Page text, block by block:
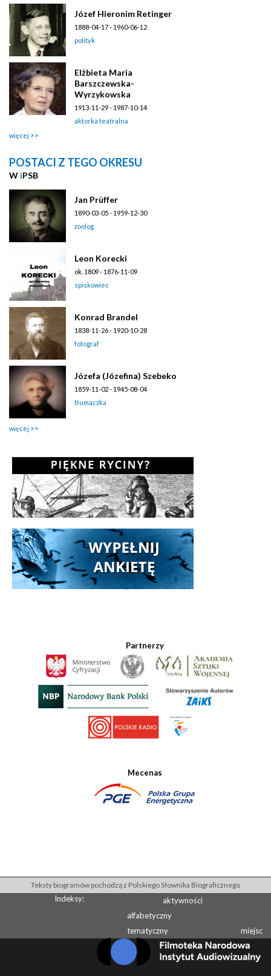
Józef Hieronim Retinger
1888-04-17 - 1960-06-12
polityk
Elżbieta Maria
Barszczewska-
Wyrzykowska
1913-11-29 - 1987-10-14
aktorka teatralna
więcej
POSTACI Z TEGO OKRESU
W iPSB
Jan Prüffer
1890-03-05 - 1959-12-30
zoolog
Leon Korecki
ok. 1809 - 1876-11-09
spiskowiec
Konrad Brandel
1838-11-26 - 1920-10-28
fotograf
Józefa (Józefina) Szebeko
1859-11-02 - 1945-08-04
tłumaczka
więcej
Partnerzy
Mecenas
Teksty biogramów pochodzą z Polskiego Słownika Biograficznego
Indeksy:
aktywności
alfabetyczny
tematyczny
miejsc